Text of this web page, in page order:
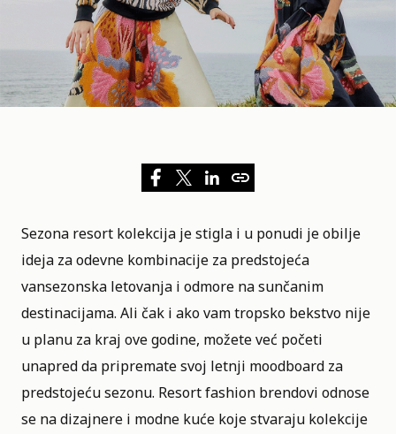
Sezona resort kolekcija je stigla i u ponudi je obilje
ideja za odevne kombinacije za predstojeća
vansezonska letovanja i odmore na sunčanim
destinacijama. Ali čak i ako vam tropsko bekstvo nije
u planu za kraj ove godine, možete već početi
unapred da pripremate svoj letnji moodboard za
predstojeću sezonu. Resort fashion brendovi odnose
se na dizajnere i modne kuće koje stvaraju kolekcije